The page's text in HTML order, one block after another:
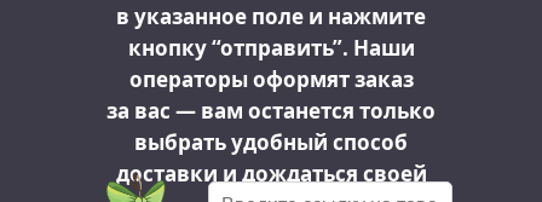
в указанное поле и нажмите
кнопку “отправить”. Наши
операторы оформят заказ
за вас — вам останется только
выбрать удобный способ
доставки и дождаться своей